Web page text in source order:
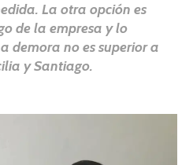
La otra opción es
de la empresa y lo
demora no es superior a
y Santiago.